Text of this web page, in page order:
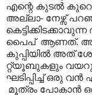
എന്റെ കുടൽ കുറെ
അല്ലാ- നേഴ്സ്
പൈപ് ആണത്.
കുപ്പിയിൽ അത്
റ്റ്യൂബുകളും
ഘടിപ്പിച്ച് ഒരു
മൂത്രം പോകാൻ